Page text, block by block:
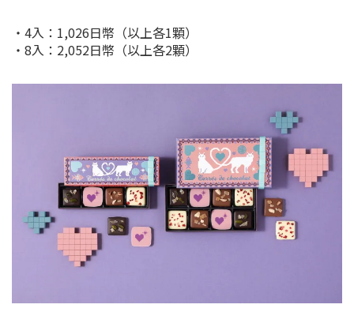
・4入：1,026日幣（以上各1顆）
・8入：2,052日幣（以上各2顆）